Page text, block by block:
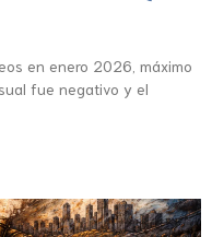
en enero 2026, máximo
fue negativo y el